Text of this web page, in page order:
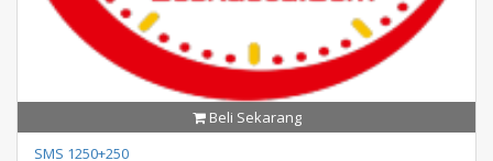
Beli Sekarang
SMS 1250+250